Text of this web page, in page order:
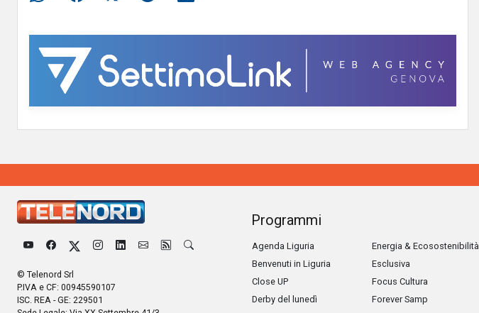
© Telenord Srl
P.IVA e CF: 00945590107
ISC. REA - GE: 229501
Programmi
Agenda Liguria
Benvenuti in Liguria
Close UP
Derby del lunedì
Energia & Ecosostenibilità
Esclusiva
Focus Cultura
Forever Samp